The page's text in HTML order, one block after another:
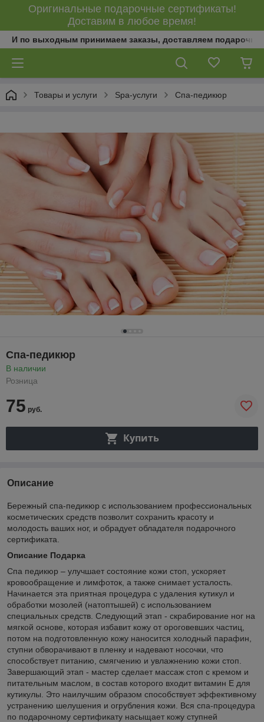
Оригинальные подарочные сертификаты!
Доставим в любое время!
И по выходным принимаем заказы, доставляем
Товары и услуги Spa-услуги Спа-педикюр
Спа-педикюр
В наличии
Розница
75 руб.
Купить
Описание
Бережный спа-педикюр с использованием профессиональных
косметических средств позволит сохранить красоту и
молодость ваших ног, и обрадует обладателя подарочного
сертификата.
Описание Подарка
Спа педикюр – улучшает состояние кожи стоп, ускоряет
кровообращение и лимфоток, а также снимает усталость.
Начинается эта приятная процедура с удаления кутикул и
обработки мозолей (натоптышей) с использованием
специальных средств. Следующий этап - скрабирование ног на
мягкой основе, которая избавит кожу от ороговевших частиц,
потом на подготовленную кожу наносится холодный парафин,
ступни обворачивают в пленку и надевают носочки, что
способствует питанию, смягчению и увлажнению кожи стоп.
Завершающий этап - мастер сделает массаж стоп с кремом и
питательным маслом, в состав которого входит витамин Е для
кутикулы. Это наилучшим образом способствует эффективному
устранению шелушения и огрубления кожи. Вся спа-процедура
по подарочному сертификату насыщает кожу ступней